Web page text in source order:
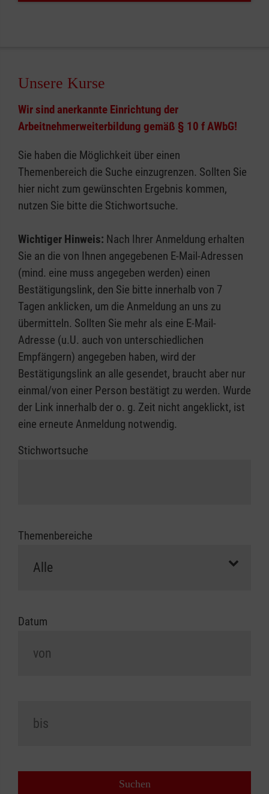
Unsere Kurse
Wir sind anerkannte Einrichtung der
Arbeitnehmerweiterbildung gemäß § 10 f AWbG!
Sie haben die Möglichkeit über einen
Themenbereich die Suche einzugrenzen. Sollten Sie
hier nicht zum gewünschten Ergebnis kommen,
nutzen Sie bitte die Stichwortsuche.
Wichtiger Hinweis: Nach Ihrer Anmeldung erhalten
Sie an die von Ihnen angegebenen E-Mail-Adressen
(mind. eine muss angegeben werden) einen
Bestätigungslink, den Sie bitte innerhalb von 7
Tagen anklicken, um die Anmeldung an uns zu
übermitteln. Sollten Sie mehr als eine E-Mail-
Adresse (u.U. auch von unterschiedlichen
Empfängern) angegeben haben, wird der
Bestätigungslink an alle gesendet, braucht aber nur
einmal/von einer Person bestätigt zu werden. Wurde
der Link innerhalb der o. g. Zeit nicht angeklickt, ist
eine erneute Anmeldung notwendig.
Stichwortsuche
Themenbereiche
Datum